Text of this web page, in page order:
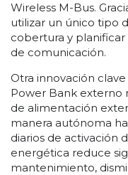
Wireless M-Bus.
utilizar un único tipo
cobertura y planificar
de comunicación.
Otra innovación
Power Bank externo
de alimentación
manera autónoma
diarios de activación
energética reduce
mantenimiento,